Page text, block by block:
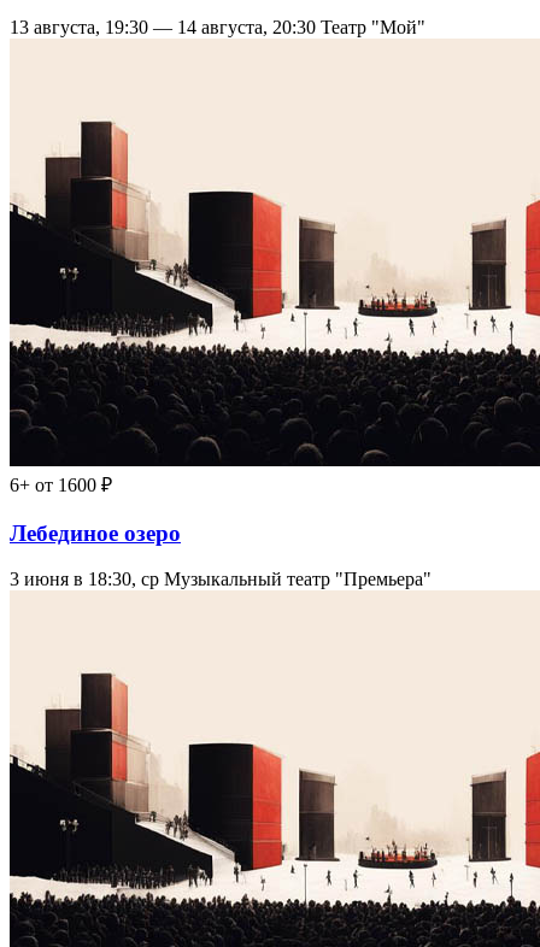
13 августа, 19:30 — 14 августа, 20:30 Театр "Мой"
6+ от 1600 ₽
Лебединое озеро
3 июня в 18:30, ср Музыкальный театр "Премьера"